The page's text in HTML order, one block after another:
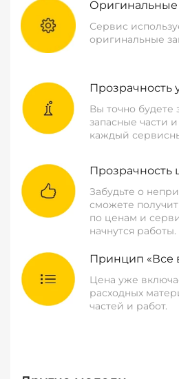
Оригинальные
Сервис
оригинальные
Прозрачность
Вы точно будете
запасные части
каждый
Прозрачность
Забудьте о
сможете
по ценам и
начнутся работы.
Принцип «Все
Цена уже
расходных
частей и работ.